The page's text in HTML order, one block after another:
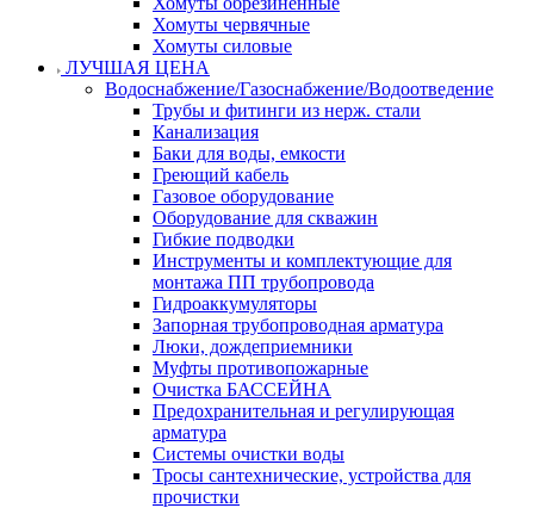
Хомуты червячные
Хомуты силовые
ЛУЧШАЯ ЦЕНА
Водоснабжение/Газоснабжение/Водоотведение
Трубы и фитинги из нерж. стали
Канализация
Баки для воды, емкости
Греющий кабель
Газовое оборудование
Оборудование для скважин
Гибкие подводки
Инструменты и комплектующие для
монтажа ПП трубопровода
Гидроаккумуляторы
Запорная трубопроводная арматура
Люки, дождеприемники
Муфты противопожарные
Очистка БАССЕЙНА
Предохранительная и регулирующая
арматура
Системы очистки воды
Тросы сантехнические, устройства для
прочистки